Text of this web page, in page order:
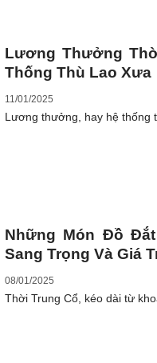
Lương Thưởng
Thống Thù Lao Xưa
11/01/2025
Lương thưởng, hay hệ thống
Những Món Đồ
Sang Trọng Và Giá
08/01/2025
Thời Trung Cổ, kéo dài từ